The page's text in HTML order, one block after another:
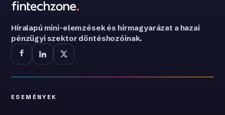
Híralapú mini-elemzések és hírmagyarázat a hazai
pénzügyi szektor döntéshozóinak.
ESEMÉNYEK